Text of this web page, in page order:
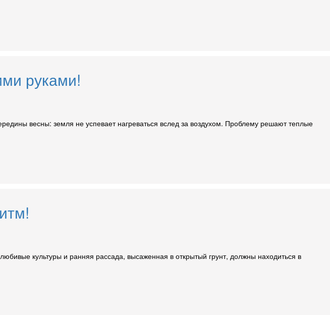
руками!
весны: земля не успевает нагреваться вслед за воздухом. Проблему решают теплые
культуры и ранняя рассада, высаженная в открытый грунт, должны находиться в